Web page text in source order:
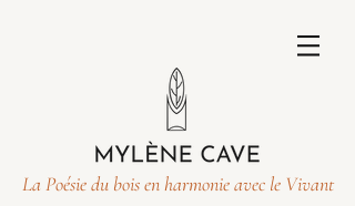
La Poésie du bois en harmonie avec le Vivant